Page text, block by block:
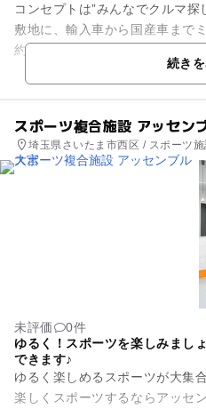
コンセプトは”みんなでクルマ探し” 約２４００坪以上の
敷地に、輸入車から国産車まで
約170台以上の厳選中古車を展
続き
スポーツ複合施設 アッセン
埼玉県さいたま市西区 / スポーツ
未評価
0件
ゆるく！スポーツを楽しみまし
できます♪
ゆるく楽しめるスポーツが大集
楽しくスポーツするならアッセ